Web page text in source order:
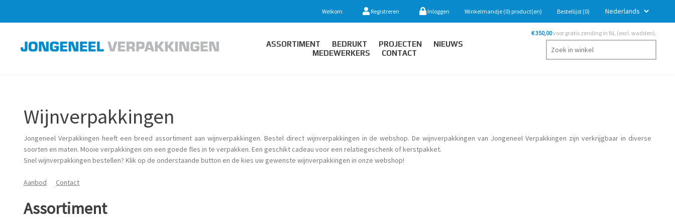
Welkom Registreren Inloggen Winkelmandje (0) product(en) Bestellijst (0)
ASSORTIMENT BEDRUKT PROJECTEN
NIEUWS
MEDEWERKERS
CONTACT
€ 350,00voor gratis zending in NL (excl. wadden).
Wijnverpakkingen
Jongeneel Verpakkingen heeft een breed assortiment aan wijnverpakkingen. Bestel direct wijnverpakkingen in de webshop. De wijnverpakkingen van Jongeneel Verpakkingen zijn verkrijgbaar in diverse
soorten en maten. Mooie verpakkingen om een goede fles in te verpakken. Een geschikt cadeau voor een relatiegeschenk of kerstpakket.
Snel wijnverpakkingen bestellen? Klik op de onderstaande button en de kies uw gewenste wijnverpakkingen in onze webshop!
Aanbod Contact
Assortiment